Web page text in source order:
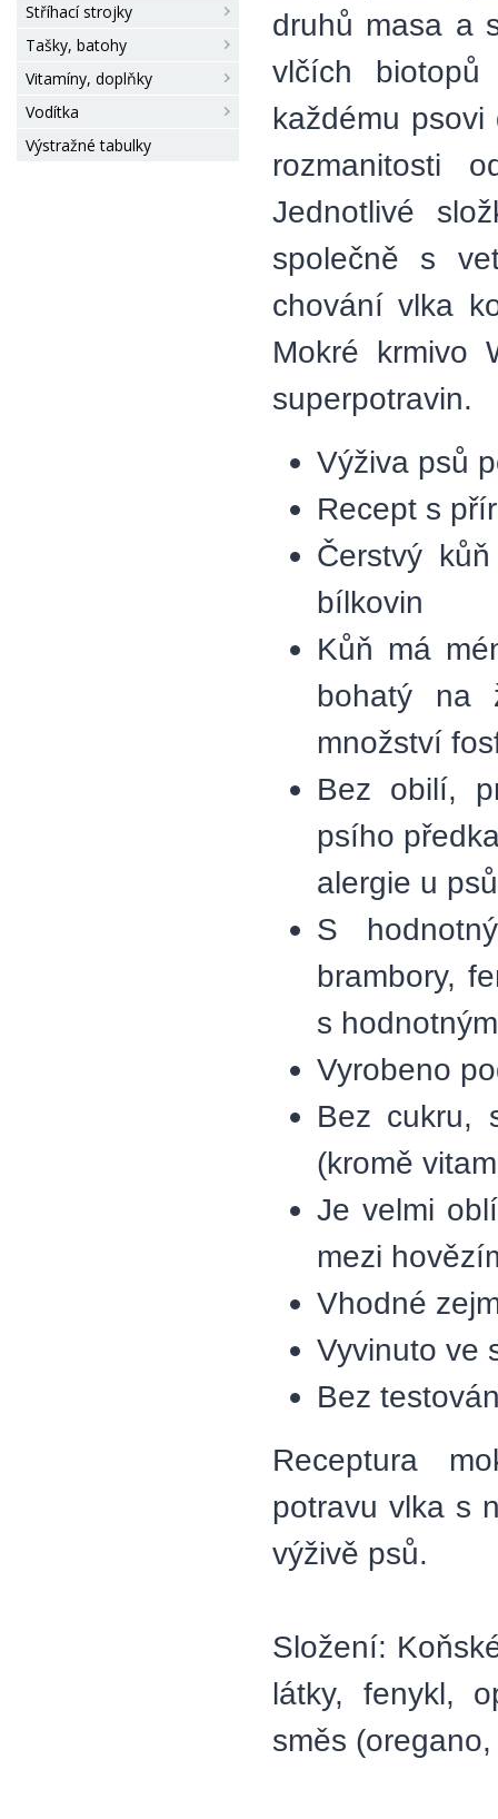
Stříhací strojky
Tašky, batohy
Vitamíny, doplňky
Vodítka
Výstražné tabulky
druhů masa a
vlčích
každému
rozmanitosti
Jednotlivé
společně s
chování vlka
Mokré krmivo
superpotravin.
Výživa psů
Recept s
Čerstvý
bílkovin
Kůň má
bohatý na
množství
Bez obilí,
psího
alergie u psů
S
brambory,
s
Vyrobeno
Bez cukru,
(kromě
Je velmi
mezi
Vhodné
Vyvinuto ve
Bez
Receptura
potravu vlka s
výživě psů.
Složení:
látky, fenykl,
směs